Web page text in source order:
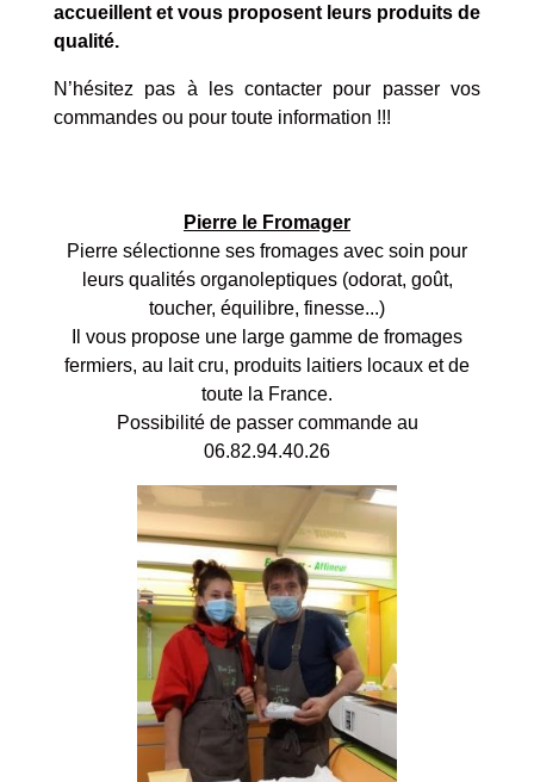
accueillent et vous proposent leurs produits de
qualité.
N’hésitez pas à les contacter pour passer vos
commandes ou pour toute information !!!
Pierre le Fromager
Pierre sélectionne ses fromages avec soin pour
leurs qualités organoleptiques (odorat, goût,
toucher, équilibre, finesse...)
Il vous propose une large gamme de fromages
fermiers, au lait cru, produits laitiers locaux et de
toute la France.
Possibilité de passer commande au
06.82.94.40.26